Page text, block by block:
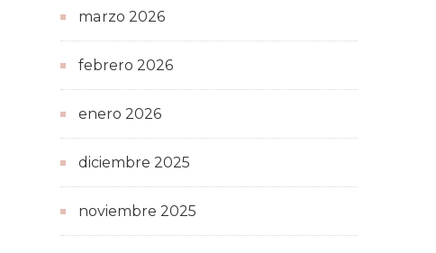
marzo 2026
febrero 2026
enero 2026
diciembre 2025
noviembre 2025